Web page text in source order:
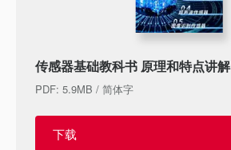
传感器基础教科书 原理和特点讲解
PDF: 5.9MB / 简体字
下载